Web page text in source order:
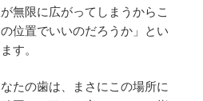
無限に広がってしまうからこ
位置でいいのだろうか」とい
す。
たの歯は、まさにこの場所に